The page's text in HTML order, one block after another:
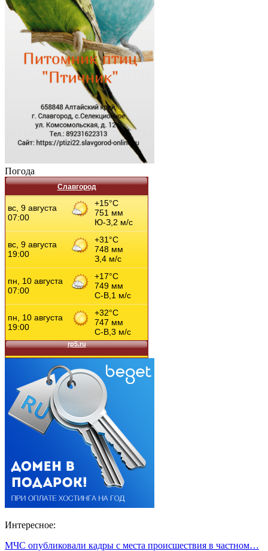
Погода
Славгород
Интересное:
МЧС опубликовали кадры с места происшествия в частном…